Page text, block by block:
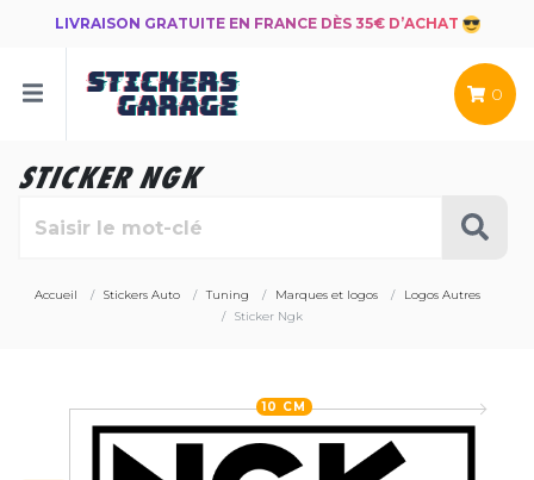
LIVRAISON GRATUITE EN FRANCE DÈS 35€ D’ACHAT
0
STICKER NGK
Accueil Stickers Auto Tuning Marques et logos
Logos Autres
Sticker Ngk
10 CM